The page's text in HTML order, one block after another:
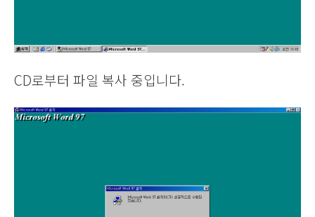
CD로부터 파일 복사 중입니다.